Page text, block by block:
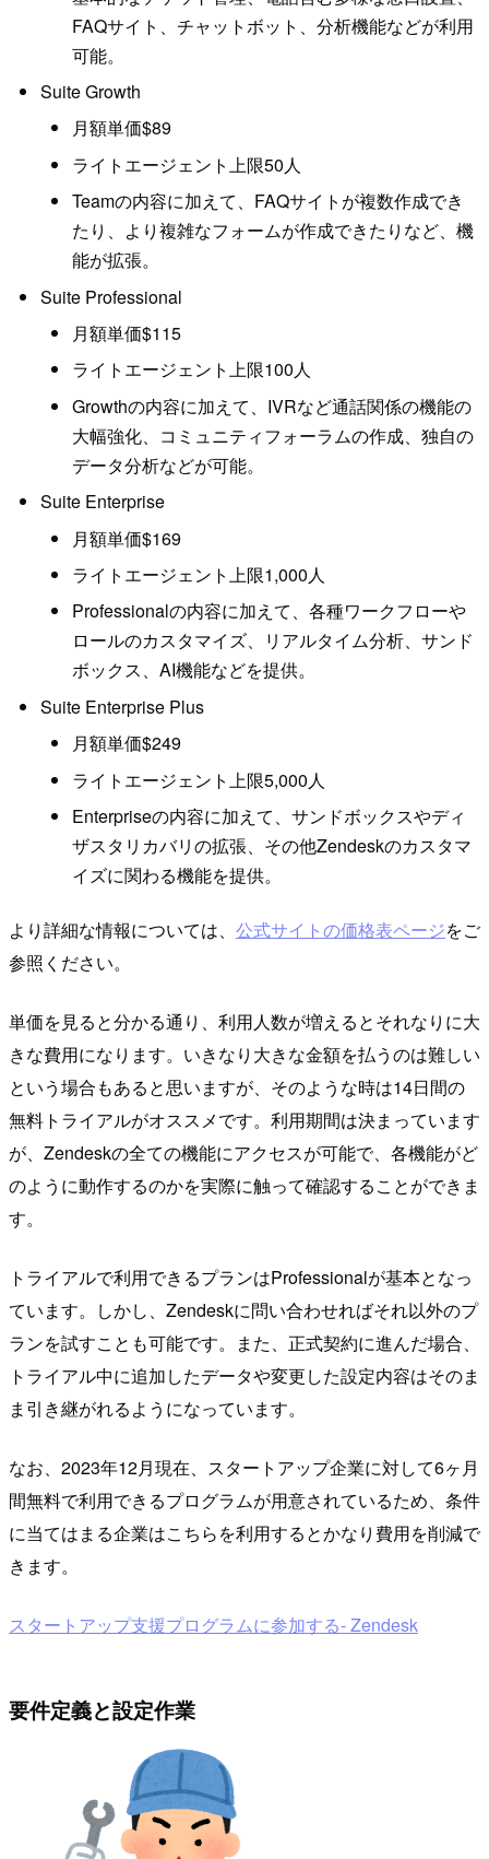
FAQサイト、チャットボット、分析機能などが利用
可能。
Suite Growth
月額単価$89
ライトエージェント上限50人
Teamの内容に加えて、FAQサイトが複数作成でき
たり、より複雑なフォームが作成できたりなど、機
能が拡張。
Suite Professional
月額単価$115
ライトエージェント上限100人
Growthの内容に加えて、IVRなど通話関係の機能の
大幅強化、コミュニティフォーラムの作成、独自の
データ分析などが可能。
Suite Enterprise
月額単価$169
ライトエージェント上限1,000人
Professionalの内容に加えて、各種ワークフローや
ロールのカスタマイズ、リアルタイム分析、サンド
ボックス、AI機能などを提供。
Suite Enterprise Plus
月額単価$249
ライトエージェント上限5,000人
Enterpriseの内容に加えて、サンドボックスやディ
ザスタリカバリの拡張、その他Zendeskのカスタマ
イズに関わる機能を提供。
より詳細な情報については、 公式サイトの価格表ページをご
参照ください。
単価を見ると分かる通り、利用人数が増えるとそれなりに大
きな費用になります。いきなり大きな金額を払うのは難しい
という場合もあると思いますが、そのような時は14日間の
無料トライアルがオススメです。利用期間は決まっています
が、Zendeskの全ての機能にアクセスが可能で、各機能がど
のように動作するのかを実際に触って確認することができま
す。
トライアルで利用できるプランはProfessionalが基本となっ
ています。しかし、Zendeskに問い合わせればそれ以外のプ
ランを試すことも可能です。また、正式契約に進んだ場合、
トライアル中に追加したデータや変更した設定内容はそのま
ま引き継がれるようになっています。
なお、2023年12月現在、スタートアップ企業に対して6ヶ月
間無料で利用できるプログラムが用意されているため、条件
に当てはまる企業はこちらを利用するとかなり費用を削減で
きます。
スタートアップ支援プログラムに参加する- Zendesk
要件定義と設定作業